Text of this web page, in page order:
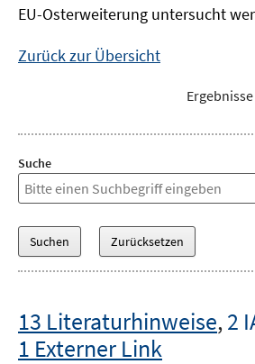
EU-Osterweiterung untersucht
Zurück zur Übersicht
Suche
13 Literaturhinweise,2
1 Externer Link